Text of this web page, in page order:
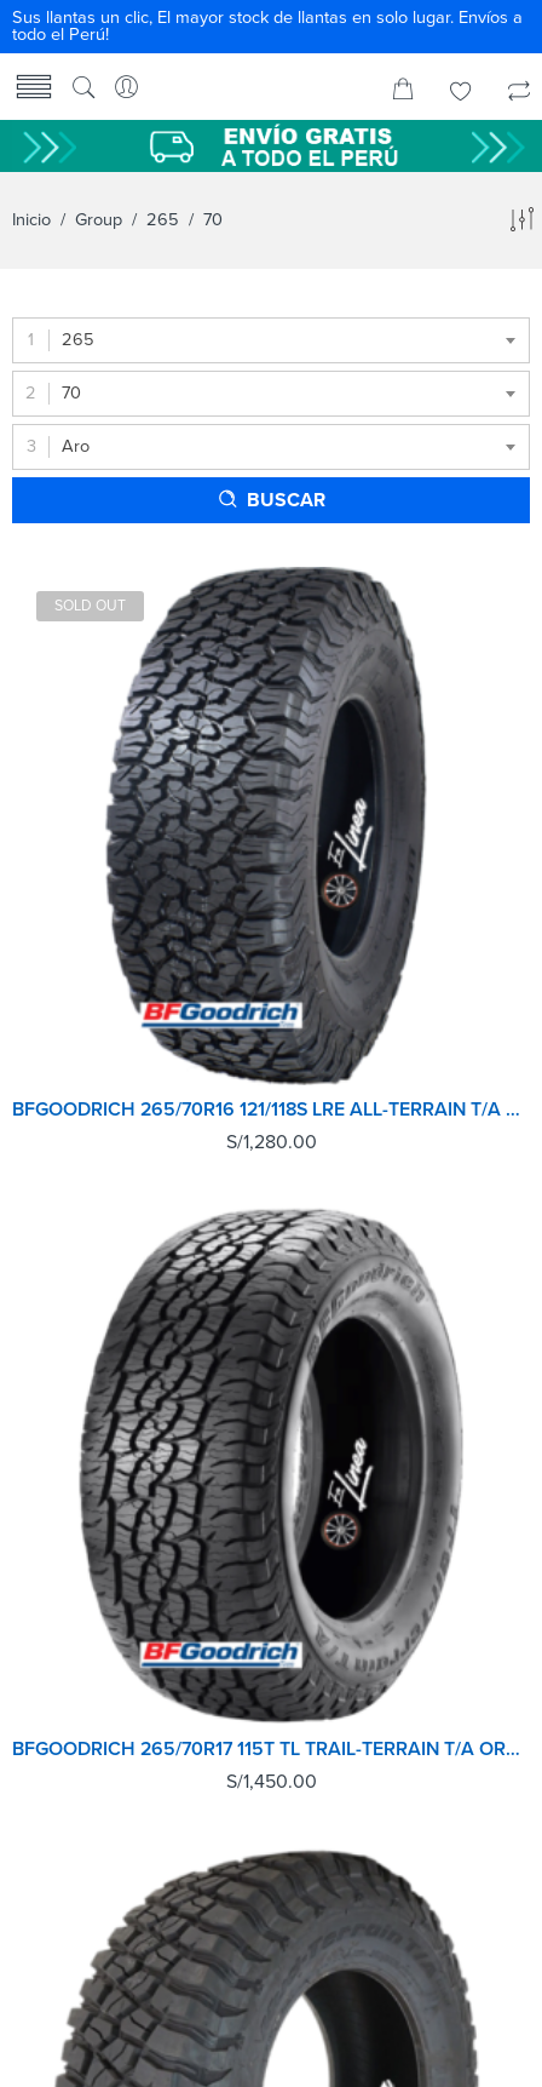
Sus llantas un clic, El mayor stock de llantas en solo lugar. Envíos a
todo el Perú!
Inicio / Group / 265 / 70
265
70
Aro
BUSCAR
SOLD OUT
BFGOODRICH 265/70R16 121/118S LRE ALL-TERRAIN T/A KO2
S/1,280.00
BFGOODRICH 265/70R17 115T TL TRAIL-TERRAIN T/A ORWL GO
S/1,450.00